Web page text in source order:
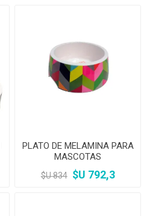
PLATO DE MELAMINA PARA
MASCOTAS
$U 834 $U 792,3